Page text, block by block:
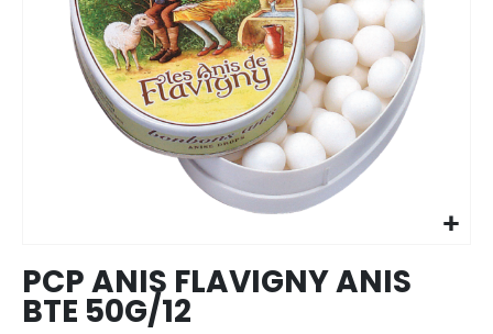
images
gallery
PCP ANIS FLAVIGNY ANIS
BTE 50G/12